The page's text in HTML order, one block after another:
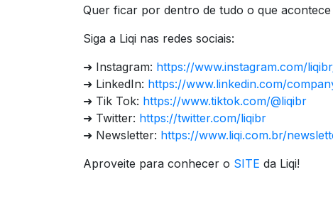
Quer ficar por dentro de tudo o que
Siga a Liqi nas redes sociais:
➜ Instagram: https://www.instagram.com/
➜ LinkedIn: https://www.linkedin.com/
➜ Tik Tok: https://www.tiktok.com/@liqibr
➜ Twitter: https://twitter.com/liqibr
➜ Newsletter: https://www.liqi.com.br/
Aproveite para conhecer o SITE da Liqi!